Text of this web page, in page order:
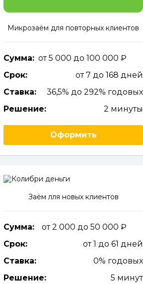
Микрозаём для повторных клиентов
Сумма: от 5 000 до 100 000
Срок:
от 7 до 168 дней
Ставка:
36,5% до 292% годовых
Решение:
2 минуты
Оформить
Заём лля новых клиентов
Сумма:
от 2 000 до 50 000
Срок:
от 1 до 61 дней
Ставка:
0% годовых
Решение:
5 минут